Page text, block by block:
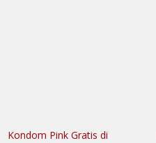
Kondom Pink Gratis di